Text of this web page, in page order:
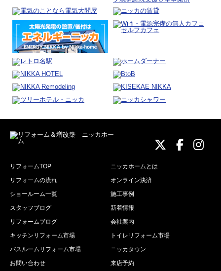
ニッカ
ニッニ
リフォームTOP
ニッカホームとは
リフォームの流れ
オンライン決済
ショールーム一覧
施工事例
スタッフブログ
新着情報
リフォームブログ
会社案内
キッチンリフォーム市場
トイレリフォーム市場
バスルームリフォーム市場
ニッカタウン
お問い合わせ
来店予約